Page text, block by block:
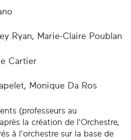
Ryan, Marie-Claire Poublan
Cartier
Monique Da Ros
(professeurs au
la création de l'Orchestre,
à l'orchestre sur la base de